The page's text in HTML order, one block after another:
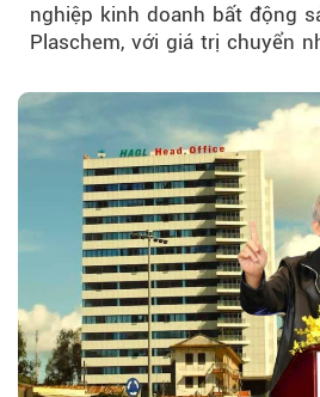
nghiệp kinh doanh bất động
Plaschem, với giá trị chuyển